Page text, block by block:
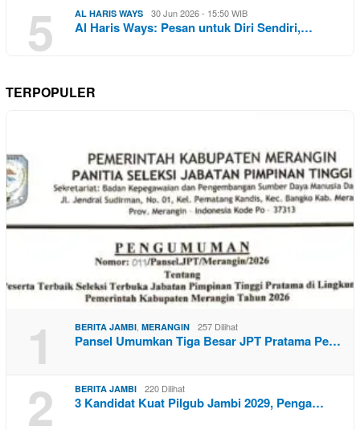
5 AL HARIS WAYS 30 Jun 2026 - 15:50 WIB
Al Haris Ways: Pesan untuk Diri Sendiri,…
TERPOPULER
1 BERITA JAMBI, MERANGIN 257 Dilihat
Pansel Umumkan Tiga Besar JPT Pratama Pe…
2 BERITA JAMBI 220 Dilihat
3 Kandidat Kuat Pilgub Jambi 2029, Penga…